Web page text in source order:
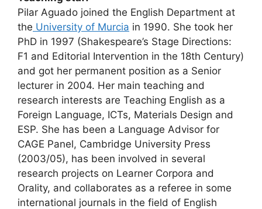
Pilar Aguado joined the English Department at
the University of Murcia in 1990. She took her
PhD in 1997 (Shakespeare’s Stage Directions:
F1 and Editorial Intervention in the 18th Century)
and got her permanent position as a Senior
lecturer in 2004. Her main teaching and
research interests are Teaching English as a
Foreign Language, ICTs, Materials Design and
ESP. She has been a Language Advisor for
CAGE Panel, Cambridge University Press
(2003/05), has been involved in several
research projects on Learner Corpora and
Orality, and collaborates as a referee in some
international journals in the field of English